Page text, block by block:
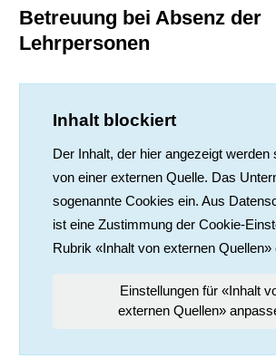
Betreuung bei Absenz der
Lehrpersonen
Inhalt blockiert
Der Inhalt, der hier angezeigt werden
von einer externen Quelle. Das
sogenannte Cookies ein. Aus
ist eine Zustimmung der Cookie-
Rubrik «Inhalt von externen Quellen»
Einstellungen für «Inhalt
externen Quellen»